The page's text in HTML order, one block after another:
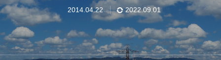
2014.04.22 2022.09.01